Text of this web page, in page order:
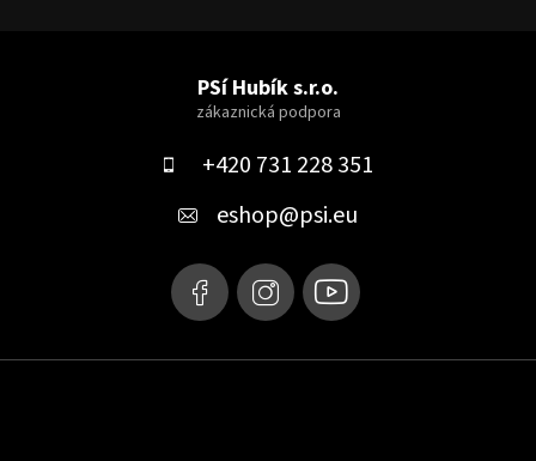
PSí Hubík s.r.o.
+420 731 228 351
eshop@psi.eu